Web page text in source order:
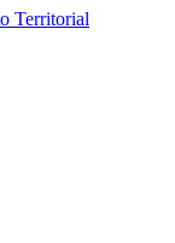
Territorial